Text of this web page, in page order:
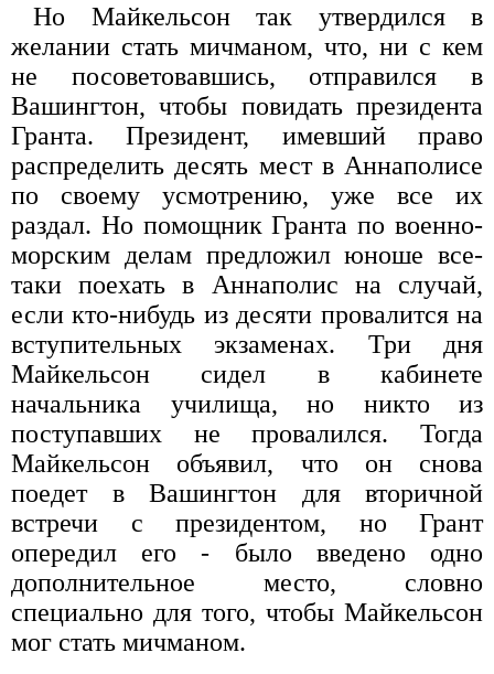
Но Майкельсон так утвердился в
желании стать мичманом, что, ни с кем
не посоветовавшись, отправился в
Вашингтон, чтобы повидать президента
Гранта. Президент, имевший право
распределить десять мест в Аннаполисе
по своему усмотрению, уже все их
раздал. Но помощник Гранта по военно-
морским делам предложил юноше все-
таки поехать в Аннаполис на случай,
если кто-нибудь из десяти провалится на
вступительных экзаменах. Три дня
Майкельсон сидел в кабинете
начальника училища, но никто из
поступавших не провалился. Тогда
Майкельсон объявил, что он снова
поедет в Вашингтон для вторичной
встречи с президентом, но Грант
опередил его - было введено одно
дополнительное место, словно
специально для того, чтобы Майкельсон
мог стать мичманом.